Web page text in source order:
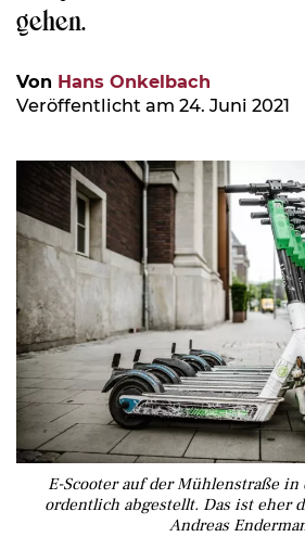
gehen.
Von Hans Onkelbach
Veröffentlicht am 24. Juni 2021
E-Scooter auf der Mühlenstraße in
ordentlich abgestellt. Das ist eher
Andreas